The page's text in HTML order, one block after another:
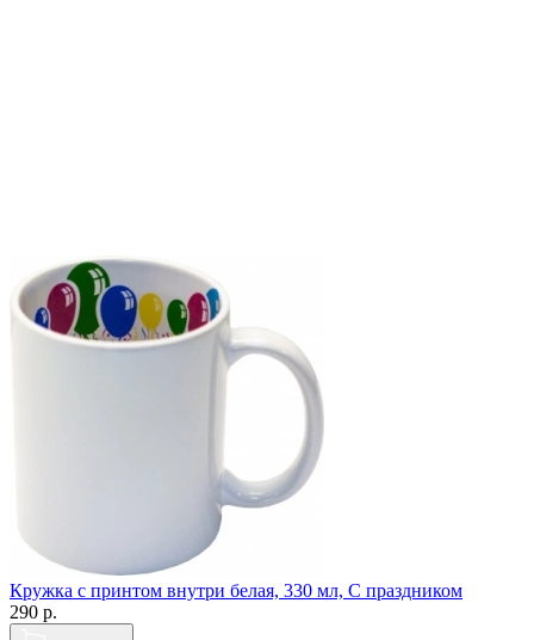
Кружка с принтом внутри белая, 330 мл, С праздником
290 р.